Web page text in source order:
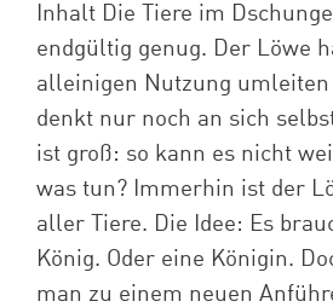
Inhalt Die Tiere im
endgültig genug. Der Löwe
alleinigen Nutzung umleiten
denkt nur noch an sich
ist groß: so kann es nicht
was tun? Immerhin ist der
aller Tiere. Die Idee: Es
König. Oder eine Königin.
man zu einem neuen